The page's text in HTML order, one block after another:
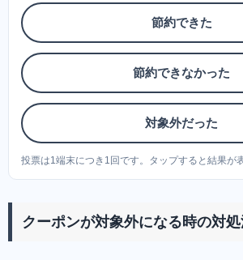
節約できた
節約できなかった
対象外だった
投票は1端末につき1回です。タップすると結果が
クーポンが対象外になる時の対